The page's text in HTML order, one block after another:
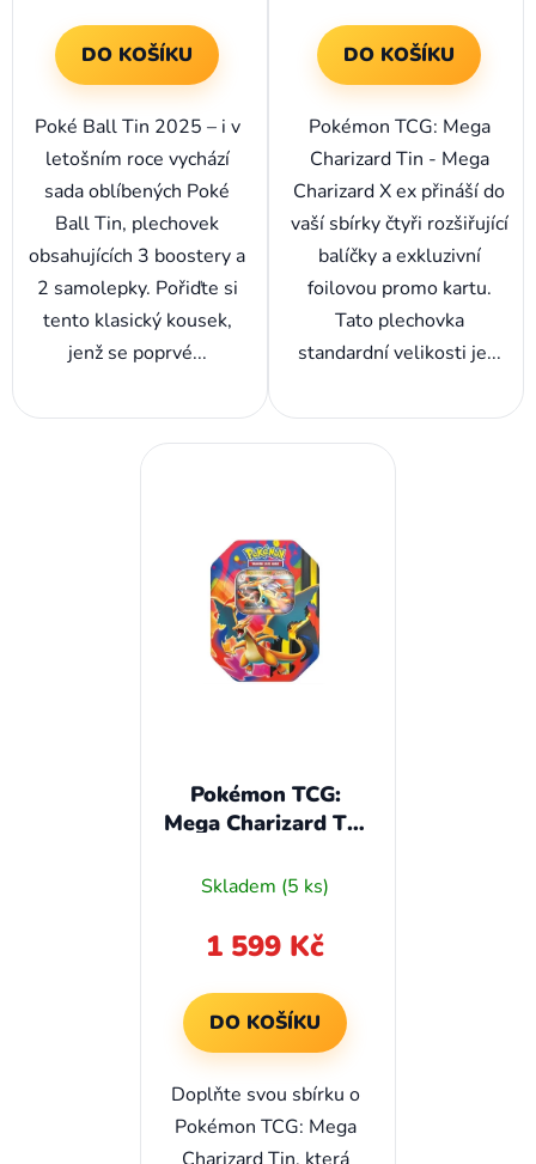
DO KOŠÍKU
Poké Ball Tin 2025 – i v
letošním roce vychází
sada oblíbených Poké
Ball Tin, plechovek
obsahujících 3 boostery a
2 samolepky. Pořiďte si
tento klasický kousek,
jenž se poprvé...
DO KOŠÍKU
Pokémon TCG: Mega
Charizard Tin - Mega
Charizard X ex přináší do
vaší sbírky čtyři rozšiřující
balíčky a exkluzivní
foilovou promo kartu.
Tato plechovka
standardní velikosti je...
Pokémon TCG:
Mega Charizard Tin
ex
Skladem (5 ks)
1 599 Kč
DO KOŠÍKU
Doplňte svou sbírku o
Pokémon TCG: Mega